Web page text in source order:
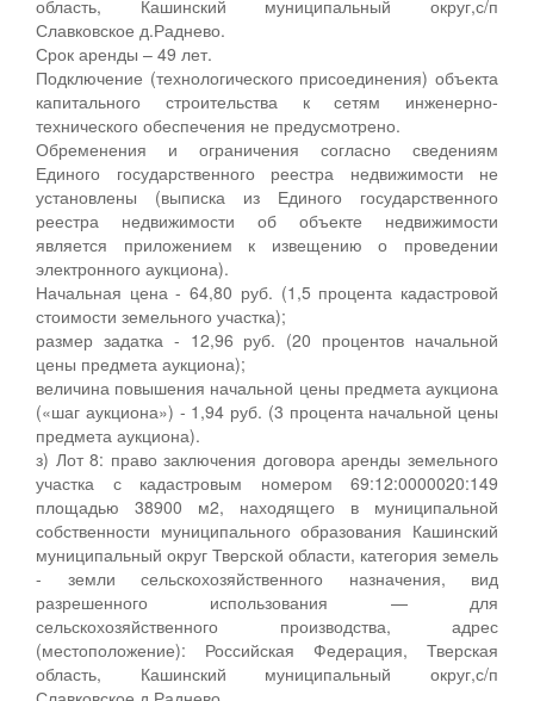
область, Кашинский муниципальный округ,с/п
Славковское д.Раднево.
Срок аренды – 49 лет.
Подключение (технологического присоединения) объекта
капитального строительства к сетям инженерно-
технического обеспечения не предусмотрено.
Обременения и ограничения согласно сведениям
Единого государственного реестра недвижимости не
установлены (выписка из Единого государственного
реестра недвижимости об объекте недвижимости
является приложением к извещению о проведении
электронного аукциона).
Начальная цена - 64,80 руб. (1,5 процента кадастровой
стоимости земельного участка);
размер задатка - 12,96 руб. (20 процентов начальной
цены предмета аукциона);
величина повышения начальной цены предмета аукциона
(«шаг аукциона») - 1,94 руб. (3 процента начальной цены
предмета аукциона).
з) Лот 8: право заключения договора аренды земельного
участка с кадастровым номером 69:12:0000020:149
площадью 38900 м2, находящего в муниципальной
собственности муниципального образования Кашинский
муниципальный округ Тверской области, категория земель
- земли сельскохозяйственного назначения, вид
разрешенного использования — для
сельскохозяйственного производства, адрес
(местоположение): Российская Федерация, Тверская
область, Кашинский муниципальный округ,с/п